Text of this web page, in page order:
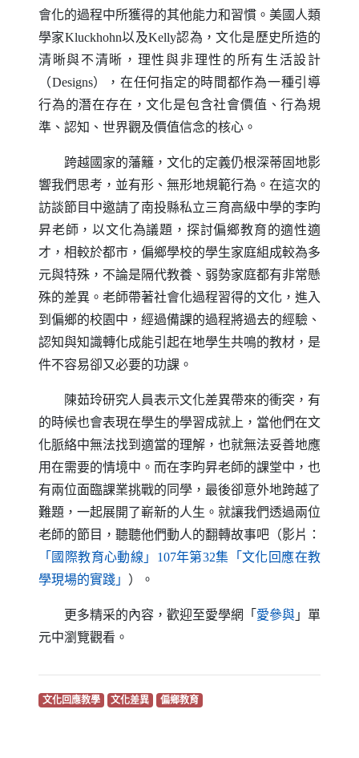
會化的過程中所獲得的其他能力和習慣。美國人類
學家Kluckhohn以及Kelly認為，文化是歷史所造的
清晰與不清晰，理性與非理性的所有生活設計
（Designs），在任何指定的時間都作為一種引導
行為的潛在存在，文化是包含社會價值、行為規
準、認知、世界觀及價值信念的核心。
跨越國家的藩籬，文化的定義仍根深蒂固地影
響我們思考，並有形、無形地規範行為。在這次的
訪談節目中邀請了南投縣私立三育高級中學的李昀
昇老師，以文化為議題，探討偏鄉教育的適性適
才，相較於都市，偏鄉學校的學生家庭組成較為多
元與特殊，不論是隔代教養、弱勢家庭都有非常懸
殊的差異。老師帶著社會化過程習得的文化，進入
到偏鄉的校園中，經過備課的過程將過去的經驗、
認知與知識轉化成能引起在地學生共鳴的教材，是
件不容易卻又必要的功課。
陳茹玲研究人員表示文化差異帶來的衝突，有
的時候也會表現在學生的學習成就上，當他們在文
化脈絡中無法找到適當的理解，也就無法妥善地應
用在需要的情境中。而在李昀昇老師的課堂中，也
有兩位面臨課業挑戰的同學，最後卻意外地跨越了
難題，一起展開了嶄新的人生。就讓我們透過兩位
老師的節目，聽聽他們動人的翻轉故事吧（影片：
「國際教育心動線」107年第32集「文化回應在教
學現場的實踐」 （另開新視窗）
）。
更多精采的內容，歡迎至愛學網「 愛參與（另開新
」單
元中瀏覽觀看。
文化回應教學（另開新視窗）
文化差異（另開新視窗）
偏鄉教育（另開新視窗）